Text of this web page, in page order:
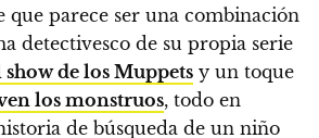
que parece ser una combinación
detectivesco de su propia serie
show de los Muppets y un toque
los monstruos, todo en
de búsqueda de un niño